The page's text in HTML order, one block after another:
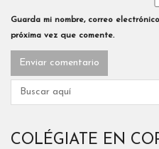
Guarda mi nombre, correo
próxima vez que comente.
COLÉGIATE EN